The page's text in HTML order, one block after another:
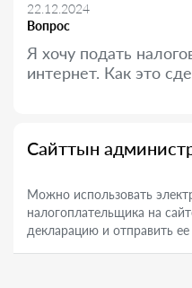
Вопрос
22.12.2024
Я хочу подать
интернет. Как это
Сайттын
Можно использовать
налогоплательщика на
декларацию и отправить